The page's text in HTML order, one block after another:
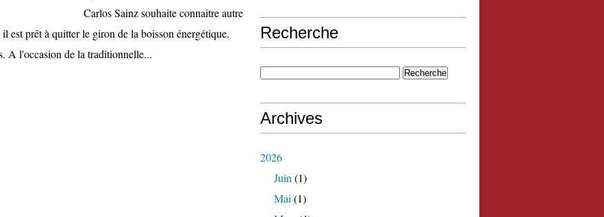
Carlos Sainz souhaite connaitre autre
est prêt à quitter le giron de la boisson énergétique.
A l'occasion de la traditionnelle...
Recherche
Archives
2026
Juin (1)
Mai (1)